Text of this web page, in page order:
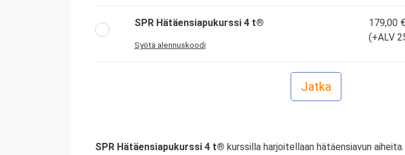
SPR Hätäensiapukurssi 4 t®
Syötä alennuskoodi
179,00 €
(+ALV
SPR Hätäensiapukurssi 4 t® kurssilla harjoitellaan hätäensiavun